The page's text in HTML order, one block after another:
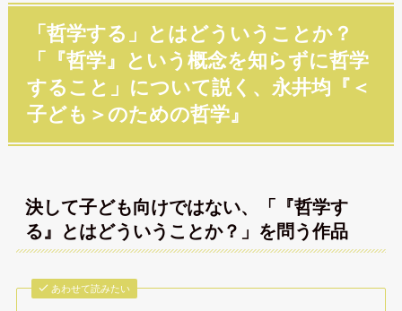
「哲学する」とはどういうことか？
「『哲学』という概念を知らずに哲学
すること」について説く、永井均『＜
子ども＞のための哲学』
決して子ども向けではない、「『哲学す
る』とはどういうことか？」を問う作品
あわせて読みたい